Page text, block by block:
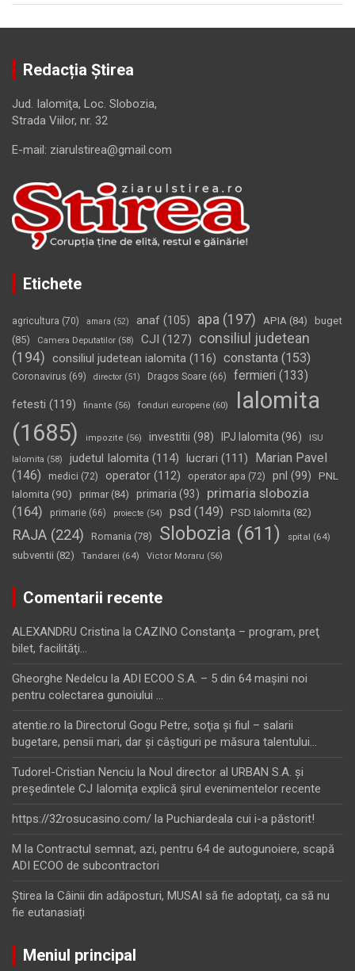
Redacția Știrea
Jud. Ialomiţa, Loc. Slobozia,
Strada Viilor, nr. 32
E-mail: ziarulstirea@gmail.com
Etichete
agricultura (70) amara (52) anaf (105) apa (197) APIA (84)
buget
(85)
Camera Deputatilor (58) CJI (127)
consiliul judetean
(194) consiliul judetean ialomita (116) constanta (153)
Coronavirus (69) director (51) Dragos Soare (66) fermieri (133)
fetesti (119) finante (56) fonduri europene (60)
Ialomita
(1685)
impozite (56) investitii (98) IPJ Ialomita (96) ISU
Ialomita (58) judetul Ialomita (114) lucrari (111)
Marian Pavel
(146)
medici (72) operator (112) operator apa (72) pnl (99)
PNL
Ialomita (90) primar(84) primaria (93)
primaria slobozia
(164)
primarie (66) proiecte (54) psd (149) PSD Ialomita (82)
RAJA (224) Romania (78) Slobozia (611) spital (64)
subventii (82) Tandarei (64) Victor Moraru (56)
Comentarii recente
ALEXANDRU Cristina la CAZINO Constanţa – program, preţ
bilet, facilităţi…
Gheorghe Nedelcu la ADI ECOO S.A. – 5 din 64 maşini noi
pentru colectarea gunoiului …
atentie.ro la Directorul Gogu Petre, soţia şi fiul – salarii
bugetare, pensii mari, dar şi câştiguri pe măsura talentului…
Tudorel-Cristian Nenciu la Noul director al URBAN S.A. şi
preşedintele CJ Ialomiţa explică şirul evenimentelor recente
https://32rosucasino.com/ la Puchiardeala cui i-a păstorit!
M la Contractul semnat, azi, pentru 64 de autogunoiere, scapă
ADI ECOO de subcontractori
Ştirea la Câinii din adăposturi, MUSAI să fie adoptați, ca să nu
fie eutanasiați
Meniul principal